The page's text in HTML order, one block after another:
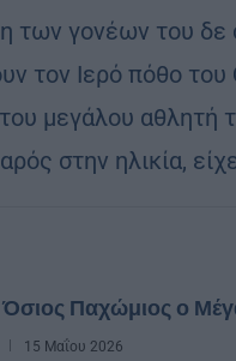
των γονέων του δε
τον Ιερό πόθο
μεγάλου αθλητή
στην ηλικία,
Παχώμιος ο
15 Μαΐου 2026